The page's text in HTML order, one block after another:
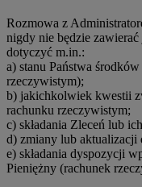
Rozmowa z
nigdy nie będzie
dotyczyć m.in.:
a) stanu Państwa
rzeczywistym);
b) jakichkolwiek kwestii
rachunku rzeczywistym;
c) składania Zleceń lub
d) zmiany lub
e) składania dyspozycji
Pieniężny (rachunek